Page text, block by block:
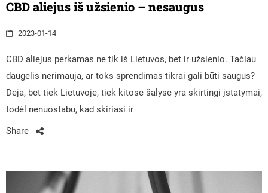
CBD aliejus iš užsienio – nesaugus
2023-01-14
CBD aliejus perkamas ne tik iš Lietuvos, bet ir užsienio. Tačiau
daugelis nerimauja, ar toks sprendimas tikrai gali būti saugus?
Deja, bet tiek Lietuvoje, tiek kitose šalyse yra skirtingi įstatymai,
todėl nenuostabu, kad skiriasi ir
Share